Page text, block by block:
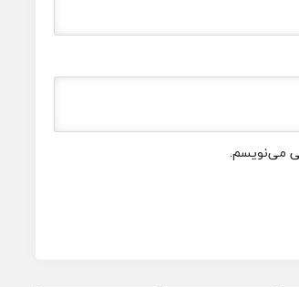
می‌نویسم.